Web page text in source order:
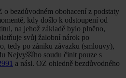
o bezdůvodném obohacení z podstaty
kdy došlo k odstoupení od
na jehož základě bylo plněno,
svůj žalobní nárok po
tedy po zániku závazku (smlouvy),
Nejvyššího soudu činit pouze s
a násl. OZ ohledně bezdůvodného